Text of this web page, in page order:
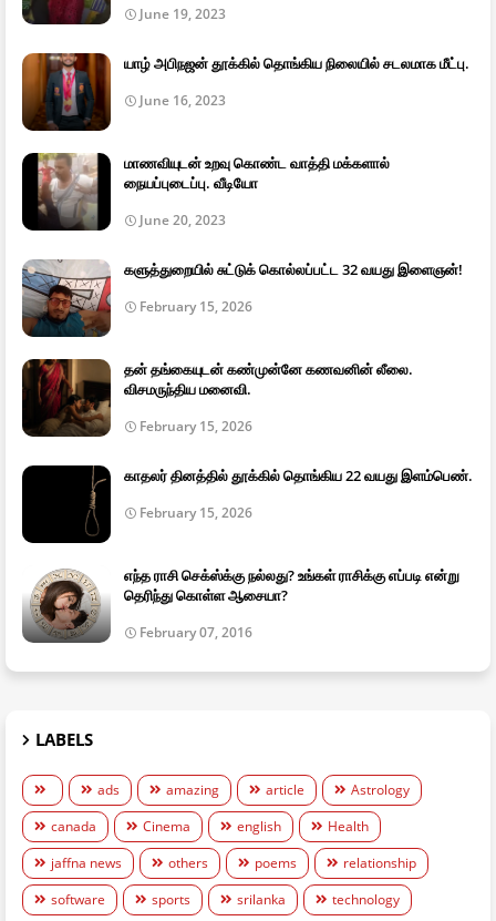
June 19, 2023
யாழ் அபிநஜன் தூக்கில் தொங்கிய நிலையில் சடலமாக மீட்பு.
June 16, 2023
மாணவியுடன் உறவு கொண்ட வாத்தி மக்களால்
நையப்புடைப்பு. வீடியோ
June 20, 2023
களுத்துறையில் சுட்டுக் கொல்லப்பட்ட 32 வயது இளைஞன்!
February 15, 2026
தன் தங்கையுடன் கண்முன்னே கணவனின் லீலை.
விசமருந்திய மனைவி.
February 15, 2026
காதலர் தினத்தில் தூக்கில் தொங்கிய 22 வயது இளம்பெண்.
February 15, 2026
எந்த ராசி செக்ஸ்க்கு நல்லது? உங்கள் ராசிக்கு எப்படி என்று
தெரிந்து கொள்ள ஆசையா?
February 07, 2016
LABELS
ads amazing article
Astrology
canada
Cinema english
Health
jaffna news
others poems
relationship
software
sports srilanka technology